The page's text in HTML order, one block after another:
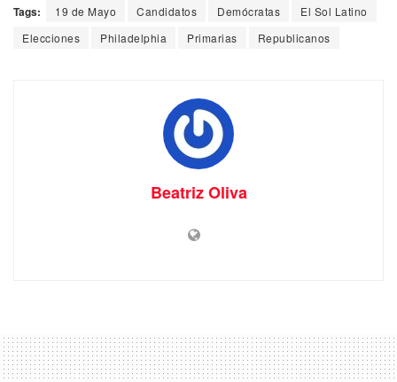
Tags: 19 de Mayo Candidatos Demócratas
El Sol Latino
Elecciones
Philadelphia Primarias Republicanos
Beatriz Oliva